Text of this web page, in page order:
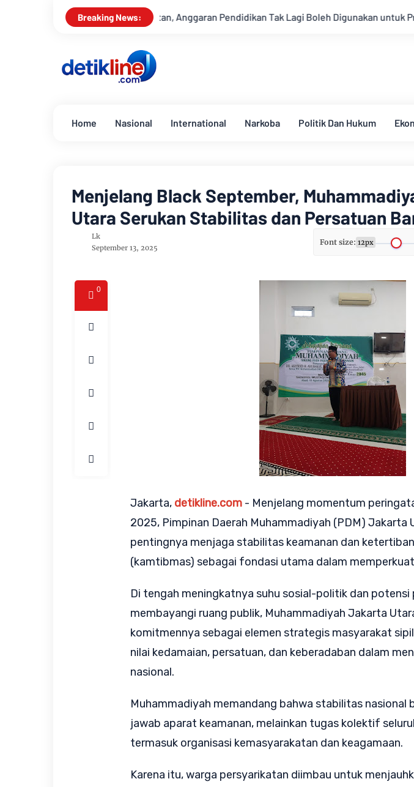
Breaking News:
Gugatan, Anggaran Pendidikan Tak Lagi Boleh Digunakan untuk Program MBG Mulai APBN
Home Nasional International Narkoba Politik Dan Hukum
Menjelang Black September,
Utara Serukan Stabilitas dan Persatuan
Lk
September 13, 2025
Font size: 12px
0
Jakarta, detikline.com- Menjelang momentum
2025, Pimpinan Daerah Muhammadiyah (PDM) Jakarta
pentingnya menjaga stabilitas keamanan dan
(kamtibmas) sebagai fondasi utama dalam
Di tengah meningkatnya suhu sosial-politik dan potensi
membayangi ruang publik, Muhammadiyah Jakarta
komitmennya sebagai elemen strategis masyarakat
nilai kedamaian, persatuan, dan keberadaban dalam
nasional.
Muhammadiyah memandang bahwa stabilitas nasional
jawab aparat keamanan, melainkan tugas kolektif
termasuk organisasi kemasyarakatan dan keagamaan.
Karena itu, warga persyarikatan diimbau untuk